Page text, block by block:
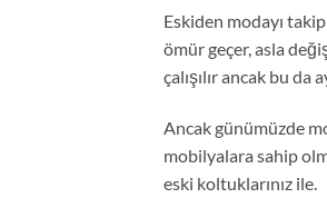
Eskiden modayı
ömür geçer, asla
çalışılır ancak bu
Ancak günümüzde
mobilyalara sahip
eski koltuklarınız ile.